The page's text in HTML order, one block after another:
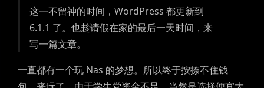
这一不留神的时间，WordPress 都更新到
6.1.1 了。也趁请假在家的最后一天时间，来
写一篇文章。
一直都有一个玩 Nas 的梦想。所以终于按捺不住钱